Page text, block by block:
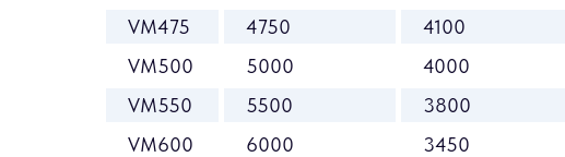
VM475
4750 4100
VM500
5000 4000
VM550
5500 3800
VM600
6000 3450